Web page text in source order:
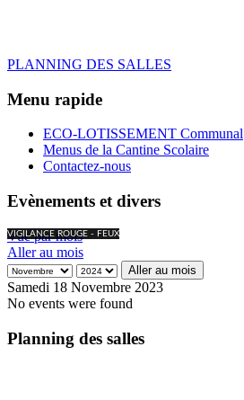
PLANNING DES SALLES
Menu rapide
ECO-LOTISSEMENT Communal
Menus de la Cantine Scolaire
Contactez-nous
Evènements et divers
VIGILANCE ROUGE - FEUX
Vue par mois
Aller au mois
Aller au mois
Samedi 18 Novembre 2023
No events were found
Planning des salles